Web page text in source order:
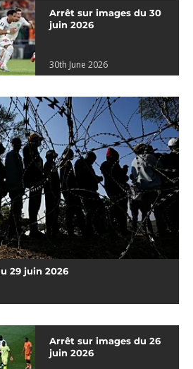
Arrêt sur images du 30
juin 2026
30th June 2026
29 juin 2026
Arrêt sur images du 26
juin 2026